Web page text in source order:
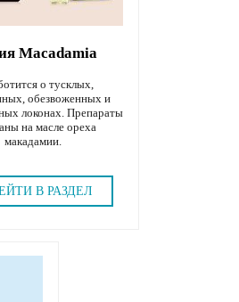
Macadamia
о тусклых,
обезвоженных и
локонах. Препараты
на масле ореха
макадамии.
В РАЗДЕЛ